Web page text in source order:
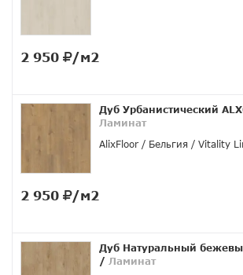
2 950 /м2
Дуб Урбанистический
Ламинат
AlixFloor
Бельгия Vitality
2 950 /м2
Дуб Натуральный
/ Ламинат